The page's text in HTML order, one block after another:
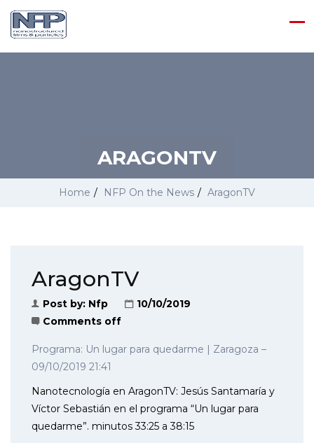
ARAGONTV
Home / NFP On the News / AragonTV
AragonTV
Post by: Nfp
10/10/2019
Comments off
Programa: Un lugar para quedarme | Zaragoza –
09/10/2019 21:41
Nanotecnología en AragonTV: Jesús Santamaría y
Víctor Sebastián en el programa “Un lugar para
quedarme”. minutos 33:25 a 38:15